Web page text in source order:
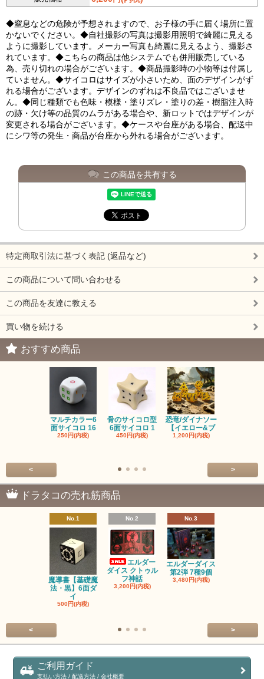
◆窒息などの危険が予想されますので、お子様の手に届く場所に置
かないでください。◆自社撮影の写真は撮影用照明で綺麗に見える
ように撮影しています。メーカー写真も綺麗に見えるよう、撮影さ
れています。◆こちらの商品は他システムでも併用販売している
為、売り切れの場合がございます。◆商品撮影時の小物等は付属し
ていません。◆サイコロはサイズが小さいため、面のデザインがず
れる場合がございます。デザインのずれは不良品ではございませ
ん。◆同じ種類でも色味・模様・塗りズレ・塗りの差・樹脂注入時
の跡・欠け等の品質のムラがある場合や、新ロットではデザインが
変更される場合がございます。◆ケースや台座がある場合、配送中
にシワ等の発生・商品が台座から外れる場合がございます。
この商品を共有する
特定商取引法に基づく表記 (返品など)
この商品について問い合わせる
この商品を友達に教える
買い物を続ける
おすすめ商品
マルチカラー6
面サイコロ 16
250円(内税)
骨のサイコロ型
6面サイコロ 1
450円(内税)
恐竜/ダイナソー
【イエロー&ブ
1,200円(内税)
< >
ドラタコの売れ筋商品
No.1
魔導書【基礎魔
法・黒】6面ダ
イ
500円(内税)
No.2
エルダー
ダイス クトゥル
フ神話
3,200円(内税)
No.3
エルダーダイス
第2弾 7種9個
3,480円(内税)
< >
ご利用ガイド
支払い方法 / 配送方法 / 会社概要